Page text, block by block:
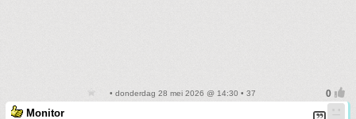
• donderdag 28 mei 2026 @ 14:30 • 37
Monitor